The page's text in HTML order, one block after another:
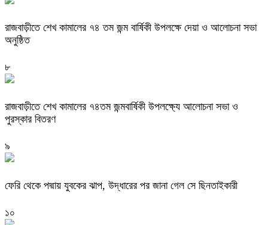
রাজবাড়ীতে শেখ কামালের ৭৪ তম জন্ম বার্ষিকী উপলক্ষে দেয়া ও আলোচনা সভা
অনুষ্ঠিত
৮
রাজবাড়ীতে শেখ কামালের ৭৪তম জন্মবার্ষিকী উপলক্ষ্যে আলোচনা সভা ও
পুরস্কার বিতরণ
৯
ফেরি থেকে পদ্মায় যুবকের ঝাপ, উদ্ধারের পর জানা গেল সে ছিনতাইকারী
১০